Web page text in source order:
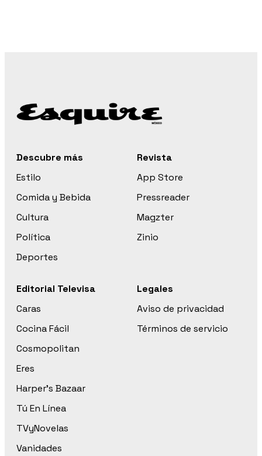
Descubre más
Estilo
Comida y Bebida
Cultura
Política
Deportes
Revista
App Store
Pressreader
Magzter
Zinio
Editorial Televisa
Caras
Cocina Fácil
Cosmopolitan
Eres
Harper’s Bazaar
Tú En Línea
TVyNovelas
Vanidades
Legales
Aviso de privacidad
Términos de servicio